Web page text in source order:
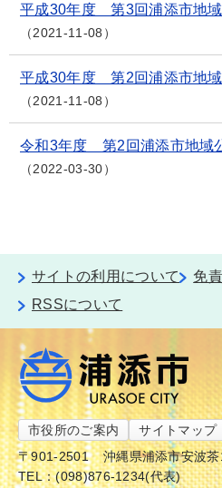
平成30年度 第3回浦添市地
2021-11-08
平成30年度 第2回浦添市地
2021-11-08
令和3年度 第2回浦添市地域
2022-03-30
サイトの利用について 免
RSSについて
市役所のご案内 サイトマップ
〒901-2501
沖縄県浦添市安波
TEL：(098)876-1234(代表)